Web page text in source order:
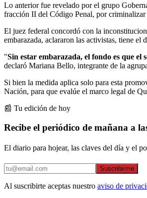
Lo anterior fue revelado por el grupo
fracción II del Código Penal, por criminalizar
El juez federal concordó con la
embarazada, aclararon las activistas, tiene el
"Sin estar embarazada, el fondo es que
declaró Mariana Bello, integrante de la
Si bien la medida aplica solo para esta
Nación, para que evalúe el marco legal de
📰 Tu edición de hoy
Recibe el periódico de mañana a
El diario para hojear, las claves del día y el
Suscribirme
Al suscribirte aceptas nuestro aviso de